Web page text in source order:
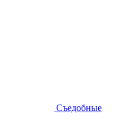
Съедобные